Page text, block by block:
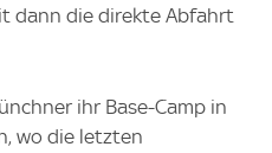
dann die direkte Abfahrt
ihr Base-Camp in
wo die letzten